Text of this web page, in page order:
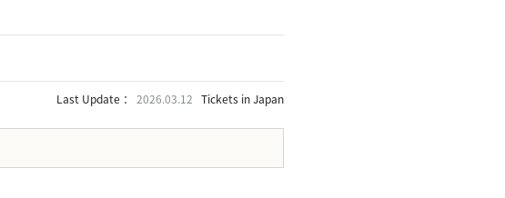
Last Update ： 2026.03.12 Tickets in Japan